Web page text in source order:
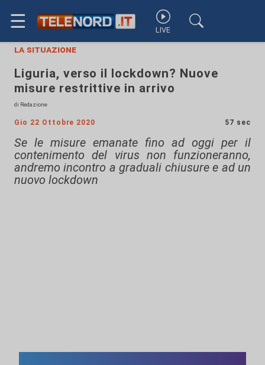
☰ LIVE
la situazione
Liguria, verso il lockdown? Nuove
misure restrittive in arrivo
di Redazione
Gio 22 Ottobre 2020 57 sec
Se le misure emanate fino ad oggi per il
contenimento del virus non funzioneranno,
andremo incontro a graduali chiusure e ad un
nuovo lockdown